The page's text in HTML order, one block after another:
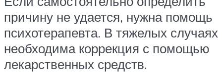
причину не удается, нужна помощь
психотерапевта. В тяжелых случаях
необходима коррекция с помощью
лекарственных средств.